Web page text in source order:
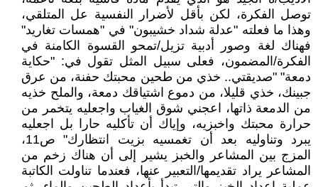
توصل الفكرة، لكن بأقل لأضرار النفسية عل المتلقي،
وهذا ما فعلته "عدلة شداد خشيبون" في "همسات تغاريد"
فهناك لغة وصور أدبية تزيل/تمحو القسوة الكامنة في
الفكرة/المضمون، فعلى سبيل المثل تقول في: "حكاية
دمعة" "صديقتي.. خذي من طحين محبتك حفنة، من عرق
جبينك، خذي قليلا، من دموع اشتياقك دمعة، والملح خذيه
من الدمعة ذاتها، اعجني شوق الغياب واجعليه يتخمر من
حرارة محبتك واخبزيه، وإياك أن تأكليه حارا بل اجعليه
يبرد وتناوليه بعد أن تغمسيه بزيت انتظارك" ص11،
المزج بين المشاعر والخبز يشير إلى أن هناك زخم من
المشاعر يراد تقديمها/التعبير عنها، فعندما تناولت الكاتبة